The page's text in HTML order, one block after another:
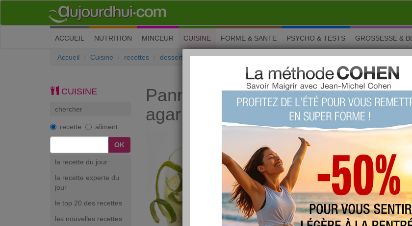
ACCUEIL (current)
NUTRITION MINCEUR CUISINE FORME & SANTE PSYCHO & TESTS GROSSESSE &
Accueil Cuisine recettes dessert Panna cotta citronnée à l'agar-agar
CUISINE
chercher
recette aliment
la recette du jour
la recette experte du
jour
le top 20 des recettes
les nouvelles recettes
Panna cotta citronnée à l'agar-
agar
Goûtez à ce dessert crémeux Italien aux parfums
frais de citron. Cette recette vous plaît ?
la, ainsi que beaucoup d'autres accompagnées de
conseils et d'astuces minceur sur la méthode
Chrono-Géno-Nutritionen cliquant ici
Vous aimez ? Alors notez !
(vue : 26048 fois)